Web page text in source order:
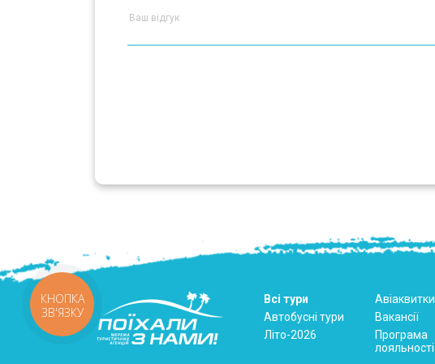
Всі тури
Автобусні тури
Літо-2026
Авіаквитки
Вакансії
Програма
лояльності
КНОПКА
ЗВ'ЯЗКУ